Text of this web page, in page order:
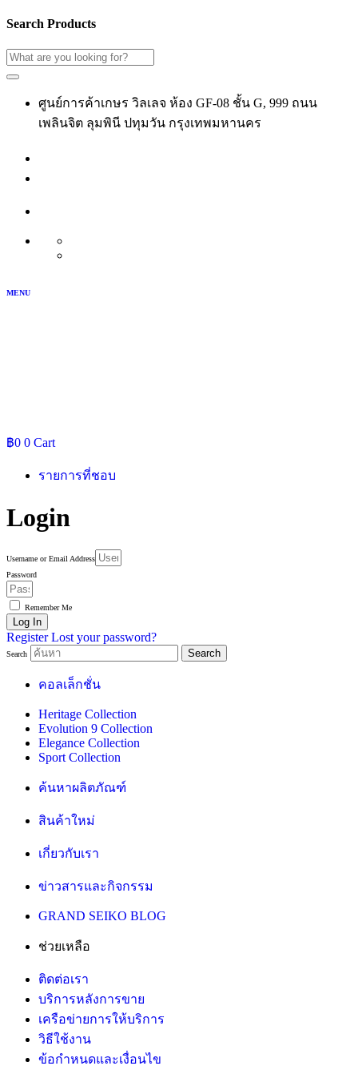
Search Products
ศูนย์การค้าเกษร วิลเลจ ห้อง GF-08 ชั้น G, 999 ถนน
เพลินจิต ลุมพินี ปทุมวัน กรุงเทพมหานคร
MENU
฿0 0 Cart
รายการที่ชอบ
Login
Username or Email Address
Password
Remember Me
Log In
Register Lost your password?
Search Search
คอลเล็กชั่น
Heritage Collection
Evolution 9 Collection
Elegance Collection
Sport Collection
ค้นหาผลิตภัณฑ์
สินค้าใหม่
เกี่ยวกับเรา
ข่าวสารและกิจกรรม
GRAND SEIKO BLOG
ช่วยเหลือ
ติดต่อเรา
บริการหลังการขาย
เครือข่ายการให้บริการ
วิธีใช้งาน
ข้อกำหนดและเงื่อนไข